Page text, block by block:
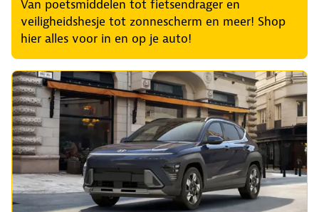
Van poetsmiddelen tot fietsendrager en
veiligheidshesje tot zonnescherm en meer! Shop
hier alles voor in en op je auto!